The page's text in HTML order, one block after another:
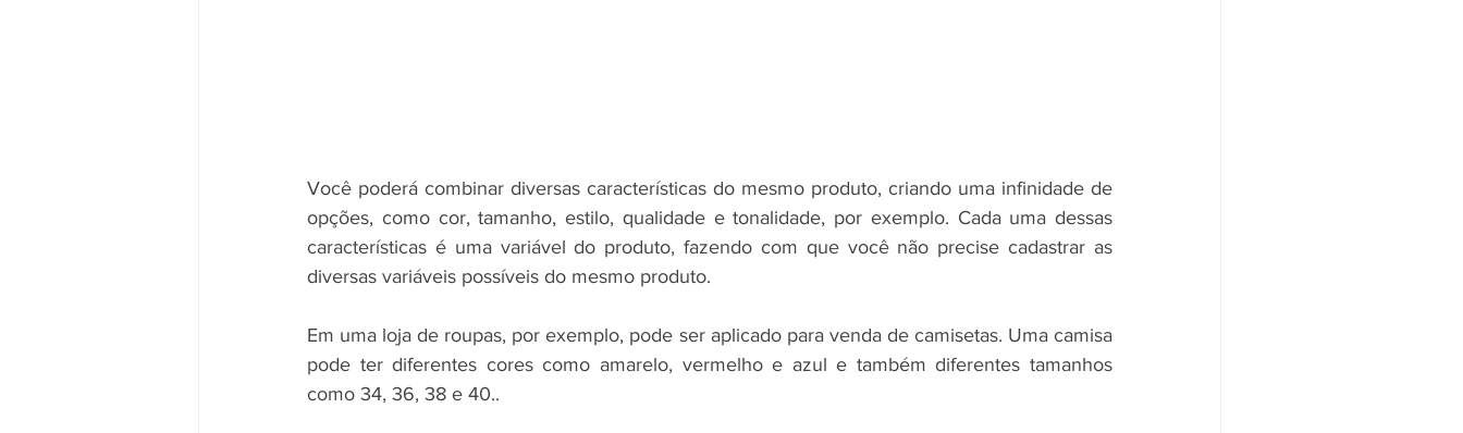
Você poderá combinar diversas características do mesmo produto, criando uma infinidade de
opções, como cor, tamanho, estilo, qualidade e tonalidade, por exemplo. Cada uma dessas
características é uma variável do produto, fazendo com que você não precise cadastrar as
diversas variáveis possíveis do mesmo produto.
Em uma loja de roupas, por exemplo, pode ser aplicado para venda de camisetas. Uma camisa
pode ter diferentes cores como amarelo, vermelho e azul e também diferentes tamanhos
como 34, 36, 38 e 40..